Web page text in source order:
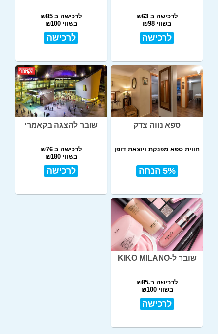
לרכישה ב-₪63
בשווי ₪98
לרכישה
לרכישה ב-₪85
בשווי ₪100
לרכישה
ספא נווה צדק
חווית ספא מפנקת ויוצאת דופן
5% הנחה
שובר להצגה בקאמרי
לרכישה ב-₪76
בשווי ₪180
לרכישה
שובר ל-KIKO MILANO
לרכישה ב-₪85
בשווי ₪100
לרכישה